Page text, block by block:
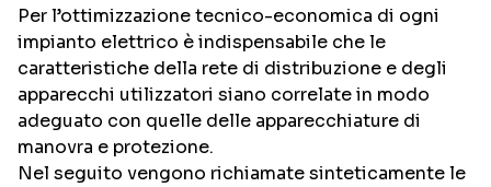
Per l’ottimizzazione tecnico-economica di ogni
impianto elettrico è indispensabile che le
caratteristiche della rete di distribuzione e degli
apparecchi utilizzatori siano correlate in modo
adeguato con quelle delle apparecchiature di
manovra e protezione.
Nel seguito vengono richiamate sinteticamente le